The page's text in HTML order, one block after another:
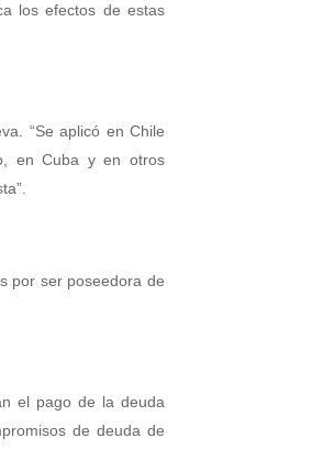
los efectos de estas
“Se aplicó en Chile
en Cuba y en otros
por ser poseedora de
el pago de la deuda
de deuda de